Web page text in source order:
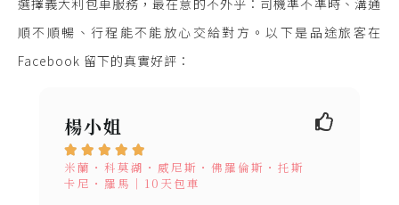
順不順暢、行程能不能放心交給對方。以下是品途旅客在
Facebook 留下的真實好評：
楊小姐
    
米蘭・科莫湖・威尼斯・佛羅倫斯・托斯
卡尼・羅馬｜10天包車